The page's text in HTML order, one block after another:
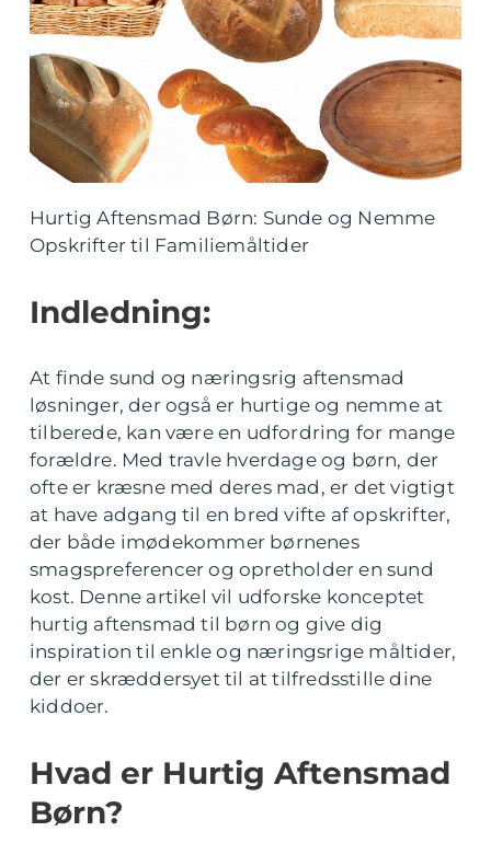
Hurtig Aftensmad Børn: Sunde og Nemme
Opskrifter til Familiemåltider
Indledning:
At finde sund og næringsrig aftensmad
løsninger, der også er hurtige og nemme at
tilberede, kan være en udfordring for mange
forældre. Med travle hverdage og børn, der
ofte er kræsne med deres mad, er det vigtigt
at have adgang til en bred vifte af opskrifter,
der både imødekommer børnenes
smagspreferencer og opretholder en sund
kost. Denne artikel vil udforske konceptet
hurtig aftensmad til børn og give dig
inspiration til enkle og næringsrige måltider,
der er skræddersyet til at tilfredsstille dine
kiddoer.
Hvad er Hurtig Aftensmad
Børn?